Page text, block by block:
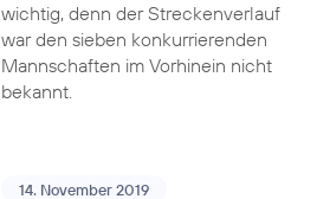
wichtig, denn der Streckenverlauf
war den sieben konkurrierenden
Mannschaften im Vorhinein nicht
bekannt.
14. November 2019